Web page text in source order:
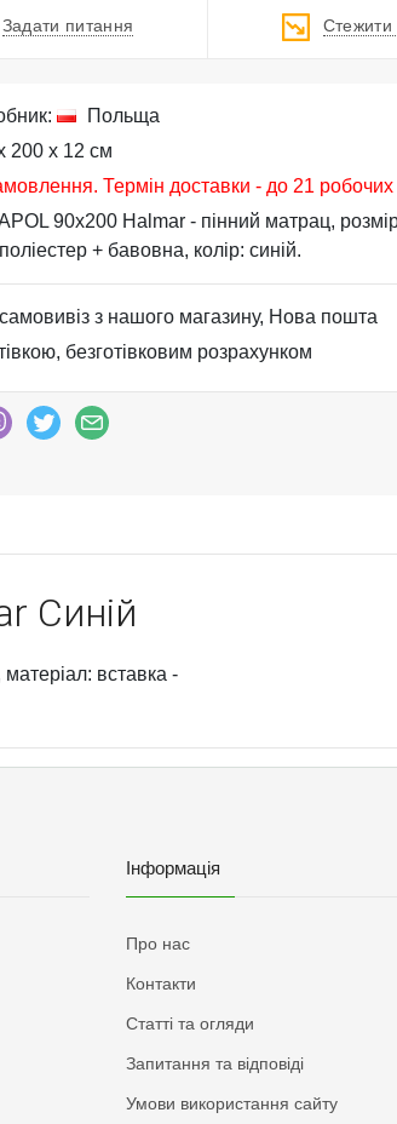
Задати питання Стежити
Польща
200 x 12 см
Термін доставки - до 21 робочих
90x200 Halmar - пінний матрац,
+ бавовна, колір: синій.
самовивіз з нашого магазину, Нова пошта
безготівковим розрахунком
Синій
вставка -
Інформація
Про нас
Контакти
Статті та огляди
Запитання та відповіді
Умови використання сайту